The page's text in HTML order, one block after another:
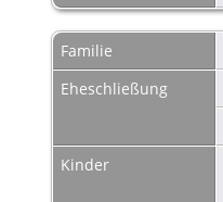
Familie
Eheschließung
Kinder